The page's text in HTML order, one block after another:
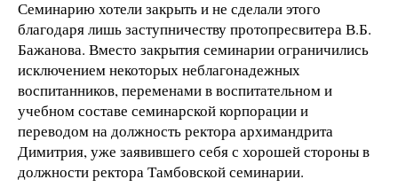
Семинарию хотели закрыть и не сделали этого
благодаря лишь заступничеству протопресвитера В.Б.
Бажанова. Вместо закрытия семинарии ограничились
исключением некоторых неблагонадежных
воспитанников, переменами в воспитательном и
учебном составе семинарской корпорации и
переводом на должность ректора архимандрита
Димитрия, уже заявившего себя с хорошей стороны в
должности ректора Тамбовской семинарии.